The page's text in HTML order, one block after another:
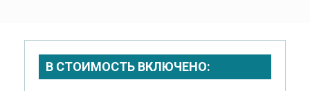
В СТОИМОСТЬ ВКЛЮЧЕНО: